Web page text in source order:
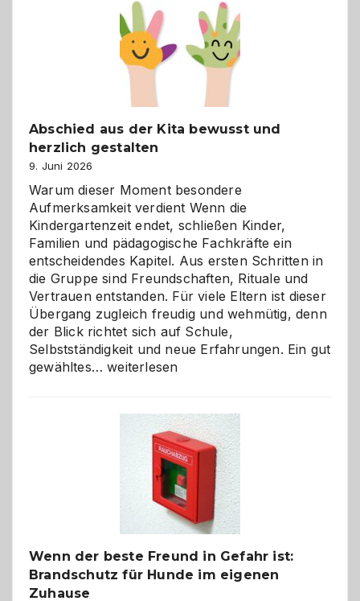
besser
verstehen
Abschied aus der Kita bewusst und
herzlich gestalten
9. Juni 2026
Warum dieser Moment besondere
Aufmerksamkeit verdient Wenn die
Kindergartenzeit endet, schließen Kinder,
Familien und pädagogische Fachkräfte ein
entscheidendes Kapitel. Aus ersten Schritten in
die Gruppe sind Freundschaften, Rituale und
Vertrauen entstanden. Für viele Eltern ist dieser
Übergang zugleich freudig und wehmütig, denn
der Blick richtet sich auf Schule,
Selbstständigkeit und neue Erfahrungen. Ein gut
gewähltes…Abschied
bewusst
herzlich
gestalten
weiterlesen
Wenn der beste Freund in Gefahr ist:
Brandschutz für Hunde im eigenen
Zuhause